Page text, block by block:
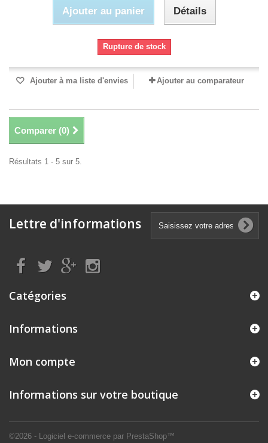
Ajouter au panier Détails
Rupture de stock
Ajouter à ma liste d'envies Ajouter au comparateur
Comparer (0)
Résultats 1 - 5 sur 5.
Lettre d'informations
Catégories
Informations
©2026 - Logiciel e-commerce par PrestaShop™
Mon compte
Informations sur votre boutique